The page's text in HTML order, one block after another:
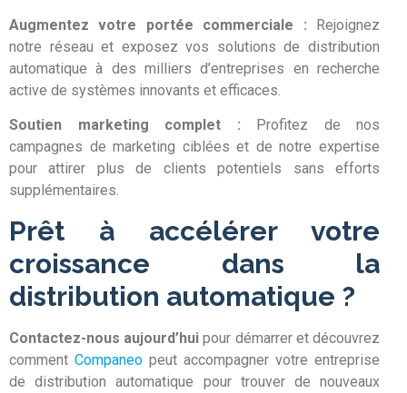
Augmentez votre portée commerciale : Rejoignez
notre réseau et exposez vos solutions de distribution
automatique à des milliers d’entreprises en recherche
active de systèmes innovants et efficaces.
Soutien marketing complet : Profitez de nos
campagnes de marketing ciblées et de notre expertise
pour attirer plus de clients potentiels sans efforts
supplémentaires.
Prêt à accélérer votre
croissance dans la
distribution automatique ?
Contactez-nous aujourd’hui pour démarrer et découvrez
comment Companeo peut accompagner votre entreprise
de distribution automatique pour trouver de nouveaux